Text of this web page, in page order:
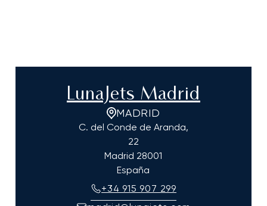
LunaJets Madrid
MADRID
C. del Conde de Aranda,
22
Madrid 28001
España
+34 915 907 299